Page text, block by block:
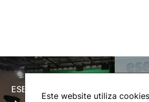
Este website utiliza
ESECTV